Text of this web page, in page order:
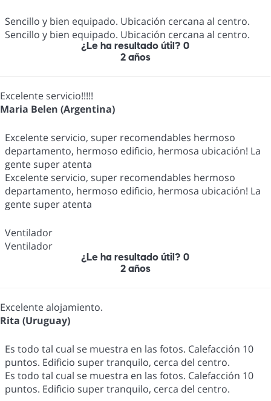
Sencillo y bien equipado. Ubicación cercana al centro.
Sencillo y bien equipado. Ubicación cercana al centro.
¿Le ha resultado útil? 0
2 años
Excelente servicio!!!!!
Maria Belen (Argentina)
Excelente servicio, super recomendables hermoso
departamento, hermoso edificio, hermosa ubicación! La
gente super atenta
Excelente servicio, super recomendables hermoso
departamento, hermoso edificio, hermosa ubicación! La
gente super atenta
Ventilador
Ventilador
¿Le ha resultado útil? 0
2 años
Excelente alojamiento.
Rita (Uruguay)
Es todo tal cual se muestra en las fotos. Calefacción 10
puntos. Edificio super tranquilo, cerca del centro.
Es todo tal cual se muestra en las fotos. Calefacción 10
puntos. Edificio super tranquilo, cerca del centro.